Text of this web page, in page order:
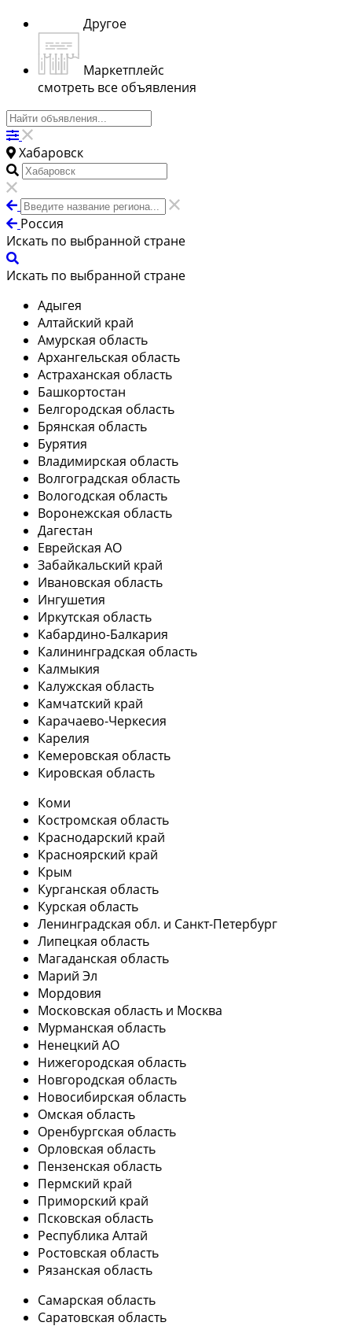
Другое
Маркетплейс
смотреть все объявления
Хабаровск
Россия
Искать по выбранной стране
Искать по выбранной стране
Адыгея
Алтайский край
Амурская область
Архангельская область
Астраханская область
Башкортостан
Белгородская область
Брянская область
Бурятия
Владимирская область
Волгоградская область
Вологодская область
Воронежская область
Дагестан
Еврейская АО
Забайкальский край
Ивановская область
Ингушетия
Иркутская область
Кабардино-Балкария
Калининградская область
Калмыкия
Калужская область
Камчатский край
Карачаево-Черкесия
Карелия
Кемеровская область
Кировская область
Коми
Костромская область
Краснодарский край
Красноярский край
Крым
Курганская область
Курская область
Ленинградская обл. и Санкт-Петербург
Липецкая область
Магаданская область
Марий Эл
Мордовия
Московская область и Москва
Мурманская область
Ненецкий АО
Нижегородская область
Новгородская область
Новосибирская область
Омская область
Оренбургская область
Орловская область
Пензенская область
Пермский край
Приморский край
Псковская область
Республика Алтай
Ростовская область
Рязанская область
Самарская область
Саратовская область